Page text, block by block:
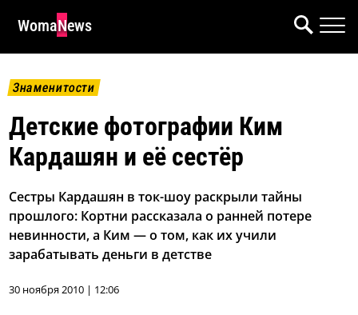
WomaNews
Знаменитости
Детские фотографии Ким
Кардашян и её сестёр
Сестры Кардашян в ток-шоу раскрыли тайны
прошлого: Кортни рассказала о ранней потере
невинности, а Ким — о том, как их учили
зарабатывать деньги в детстве
30 ноября 2010 | 12:06